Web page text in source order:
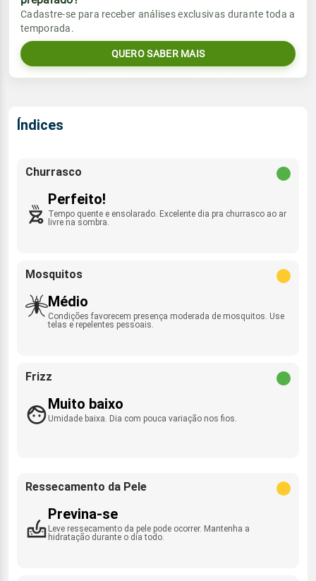
Umidade do ar
18%43%
Rajada de vento
Sol
06:41h às 18:11h
Lua
Chuva
0.0mm
Umidade do ar
Vento
E - 14km/h
Rajada de vento
Sol
Cadastre-se para receber análises exclusivas durante toda a
temporada.
QUERO SABER MAIS
Índices
Churrasco
Perfeito!
Tempo quente e ensolarado. Excelente dia pra churrasco ao ar
livre na sombra.
Mosquitos
Médio
Condições favorecem presença moderada de mosquitos. Use
telas e repelentes pessoais.
Frizz
Muito baixo
Umidade baixa. Dia com pouca variação nos fios.
Ressecamento da Pele
Previna-se
Leve ressecamento da pele pode ocorrer. Mantenha a
hidratação durante o dia todo.